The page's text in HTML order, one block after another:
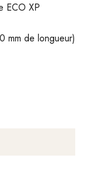
ECO XP
mm de longueur)